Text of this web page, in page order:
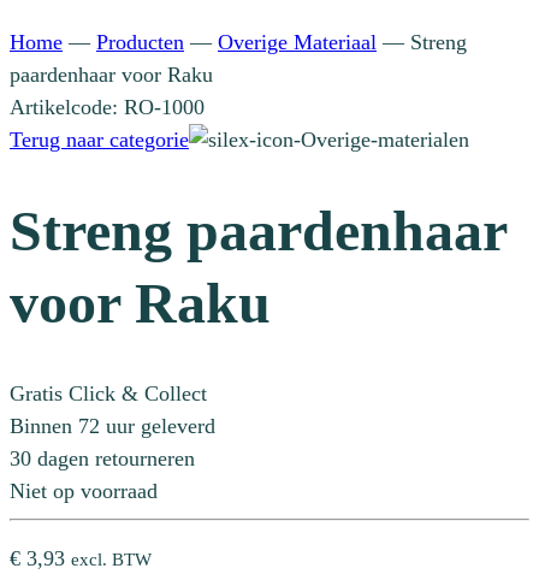
Home — Producten — Overige Materiaal — Streng
paardenhaar voor Raku
Artikelcode: RO-1000
Terug naar categorie
Streng paardenhaar
voor Raku
Gratis Click & Collect
Binnen 72 uur geleverd
30 dagen retourneren
Niet op voorraad
€ 3,93 excl. BTW